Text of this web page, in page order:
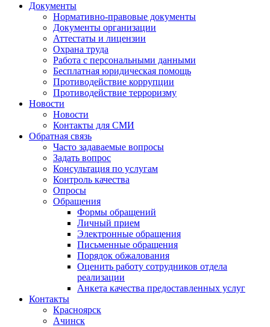
Документы
Нормативно-правовые документы
Документы организации
Аттестаты и лицензии
Охрана труда
Работа с персональными данными
Бесплатная юридическая помощь
Противодействие коррупции
Противодействие терроризму
Новости
Новости
Контакты для СМИ
Обратная связь
Часто задаваемые вопросы
Задать вопрос
Консультация по услугам
Контроль качества
Опросы
Обращения
Формы обращений
Личный прием
Электронные обращения
Письменные обращения
Порядок обжалования
Оценить работу сотрудников отдела
реализации
Анкета качества предоставленных услуг
Контакты
Красноярск
Ачинск